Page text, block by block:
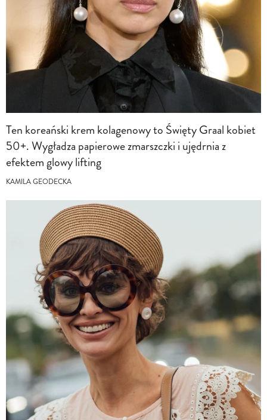
Ten koreański krem kolagenowy to Święty Graal kobiet
50+. Wygładza papierowe zmarszczki i ujędrnia z
efektem glowy lifting
KAMILA GEODECKA